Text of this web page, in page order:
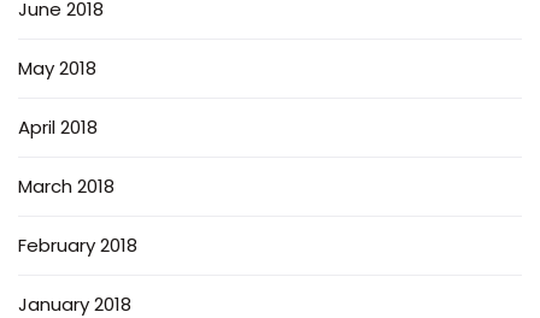
June 2018
May 2018
April 2018
March 2018
February 2018
January 2018